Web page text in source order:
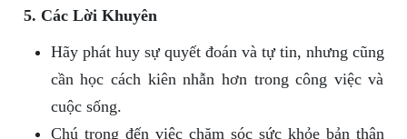
5. Các Lời Khuyên
Hãy phát huy sự quyết đoán và tự tin, nhưng cũng
cần học cách kiên nhẫn hơn trong công việc và
cuộc sống.
Chú trọng đến việc chăm sóc sức khỏe bản thân